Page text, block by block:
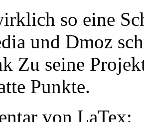
so eine
und Dmoz
Zu seine
Punkte.
von LaTex: